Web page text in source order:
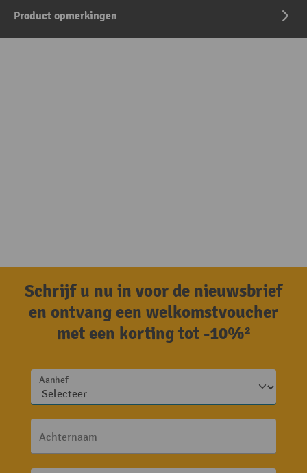
Product opmerkingen
Schrijf u nu in voor de nieuwsbrief
en ontvang een welkomstvoucher
met een korting tot -10%²
Aanhef
Achternaam